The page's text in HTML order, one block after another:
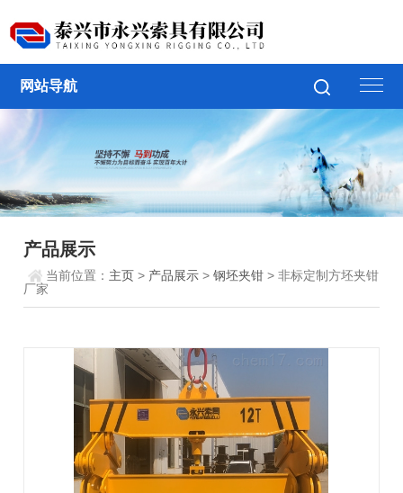
网站导航
产品展示
当前位置： 主页 > 产品展示 >钢坯夹钳 > 非标定制方坯夹钳
厂家